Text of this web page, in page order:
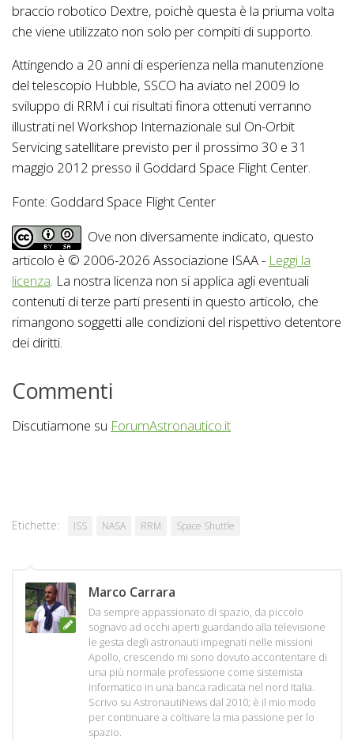
braccio robotico Dextre, poichè questa è la priuma volta
che viene utilizzato non solo per compiti di supporto.
Attingendo a 20 anni di esperienza nella manutenzione
del telescopio Hubble, SSCO ha aviato nel 2009 lo
sviluppo di RRM i cui risultati finora ottenuti verranno
illustrati nel Workshop Internazionale sul On-Orbit
Servicing satellitare previsto per il prossimo 30 e 31
maggio 2012 presso il Goddard Space Flight Center.
Fonte: Goddard Space Flight Center
Ove non diversamente indicato, questo
articolo è © 2006-2026 Associazione ISAA - Leggi la
licenza. La nostra licenza non si applica agli eventuali
contenuti di terze parti presenti in questo articolo, che
rimangono soggetti alle condizioni del rispettivo detentore
dei diritti.
Commenti
Discutiamone su ForumAstronautico.it
Etichette: ISS NASA RRM Space Shuttle
Marco Carrara
Da sempre appassionato di spazio, da piccolo
sognavo ad occhi aperti guardando alla televisione
le gesta degli astronauti impegnati nelle missioni
Apollo, crescendo mi sono dovuto accontentare di
una più normale professione come sistemista
informatico in una banca radicata nel nord Italia.
Scrivo su AstronautiNews dal 2010; è il mio modo
per continuare a coltivare la mia passione per lo
spazio.